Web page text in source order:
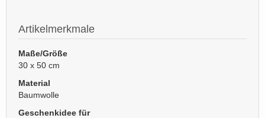
Artikelmerkmale
Maße/Größe
30 x 50 cm
Material
Baumwolle
Geschenkidee für